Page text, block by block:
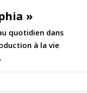
»
quotidien dans
à la vie